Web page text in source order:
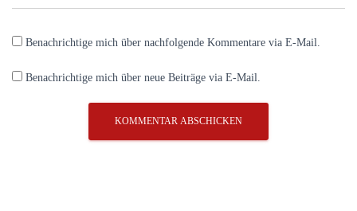
Benachrichtige mich über nachfolgende Kommentare via E-Mail.
Benachrichtige mich über neue Beiträge via E-Mail.